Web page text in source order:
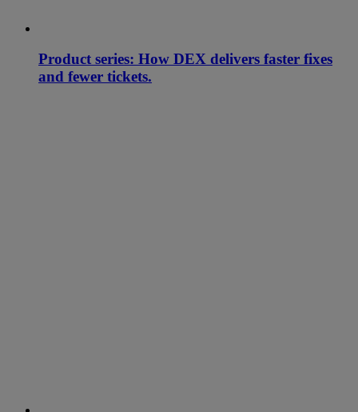
Product series: How DEX delivers faster fixes
and fewer tickets.